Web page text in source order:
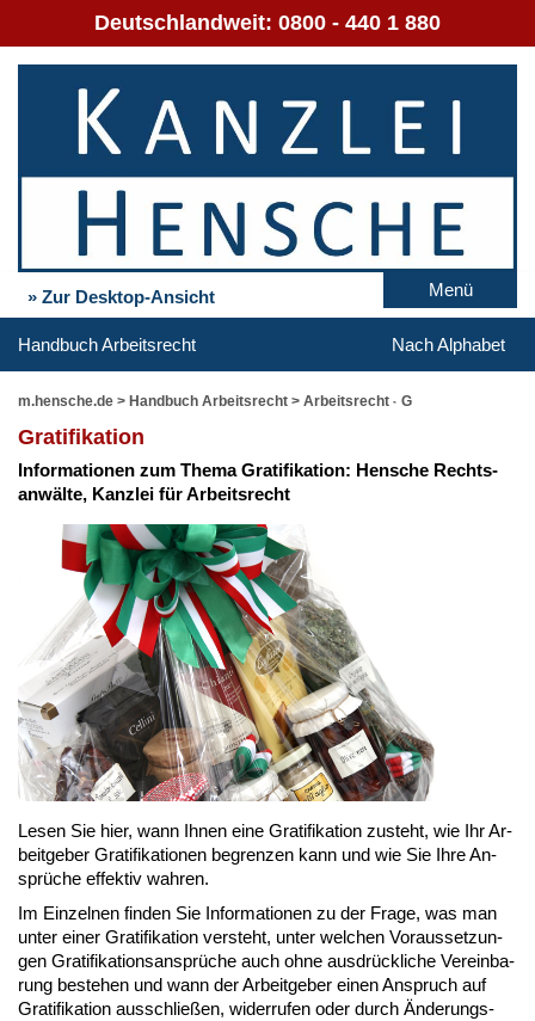
Deutschlandweit: 0800 - 440 1 880
» Zur Desktop-Ansicht Menü
Handbuch Arbeitsrecht Nach Alphabet
m.hensche.de > Handbuch Arbeitsrecht > Arbeitsrecht - G
Gra­ti­fi­ka­ti­on
In­for­ma­tio­nen zum The­ma Gra­ti­fi­ka­ti­on: Hen­sche Rechts­
an­wäl­te, Kanz­lei für Ar­beits­recht
Le­sen Sie hier, wann Ih­nen ei­ne Gra­ti­fi­ka­ti­on zu­steht, wie Ihr Ar­
beit­ge­ber Gra­ti­fi­ka­tio­nen be­gren­zen kann und wie Sie Ih­re An­
sprü­che ef­fek­tiv wah­ren.
Im Ein­zel­nen fin­den Sie In­for­ma­tio­nen zu der Fra­ge, was man
un­ter ei­ner Gra­ti­fi­ka­ti­on ver­steht, un­ter wel­chen Vor­aus­set­zun­
gen Gra­ti­fi­ka­ti­ons­an­sprü­che auch oh­ne aus­drück­li­che Ver­ein­ba­
rung be­ste­hen und wann der Ar­beit­ge­ber ei­nen An­spruch auf
Gra­ti­fi­ka­ti­on aus­schlie­ßen, wi­der­ru­fen oder durch Än­de­rungs­